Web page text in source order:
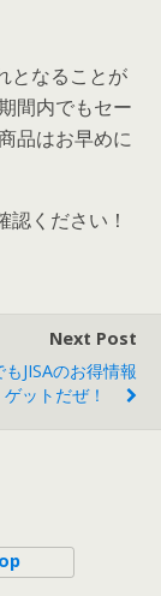
となることが
間内でもセー
品はお早めに
ください！
Next Post
JISAのお得情報
ゲットだぜ！